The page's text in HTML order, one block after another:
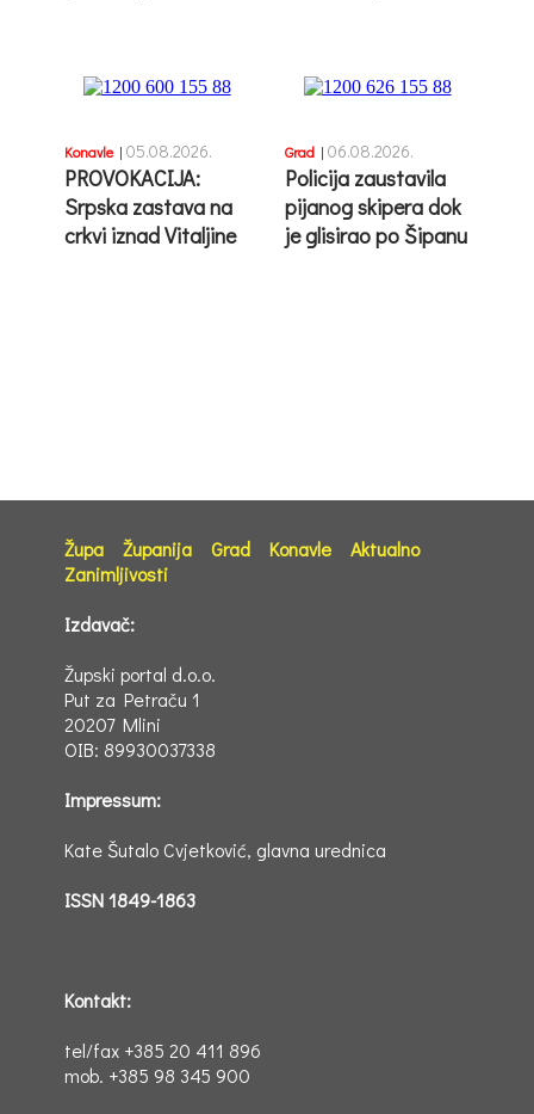
Konavle | 05.08.2026.
PROVOKACIJA:
Srpska zastava na
crkvi iznad Vitaljine
Grad | 06.08.2026.
Policija zaustavila
pijanog skipera dok
je glisirao po Šipanu
Župa Županija Grad Konavle
Aktualno
Zanimljivosti
Izdavač:
Župski portal d.o.o.
Put za Petraču 1
20207 Mlini
OIB: 89930037338
Impressum:
Kate Šutalo Cvjetković, glavna urednica
ISSN 1849-1863
Kontakt:
tel/fax +385 20 411 896
mob. +385 98 345 900